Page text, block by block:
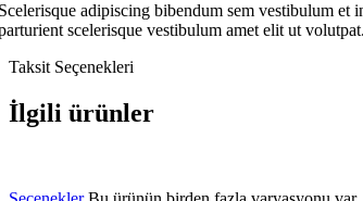
adipiscing bibendum sem vestibulum et
scelerisque vestibulum amet elit ut volutpat.
Taksit Seçenekleri
İlgili ürünler